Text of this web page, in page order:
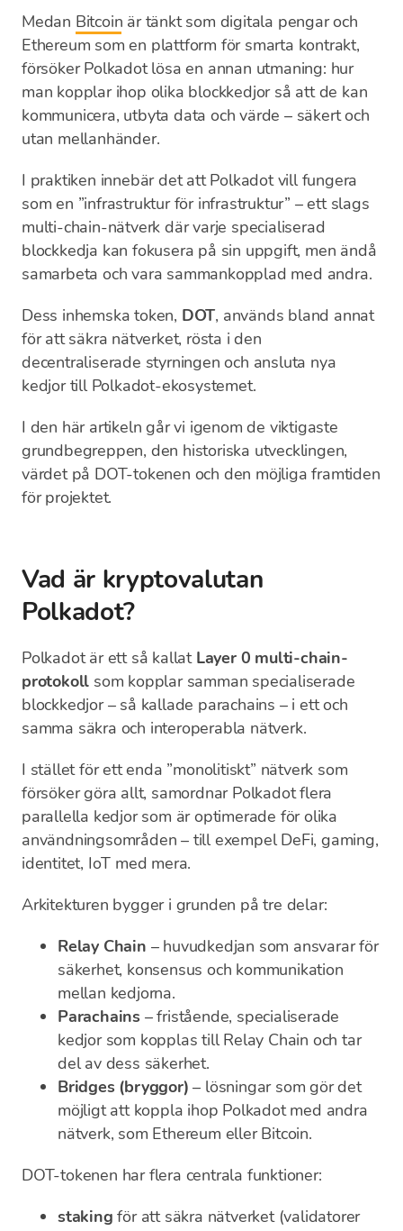
Medan Bitcoin är tänkt som digitala pengar och
Ethereum som en plattform för smarta kontrakt,
försöker Polkadot lösa en annan utmaning: hur
man kopplar ihop olika blockkedjor så att de kan
kommunicera, utbyta data och värde – säkert och
utan mellanhänder.
I praktiken innebär det att Polkadot vill fungera
som en ”infrastruktur för infrastruktur” – ett slags
multi-chain-nätverk där varje specialiserad
blockkedja kan fokusera på sin uppgift, men ändå
samarbeta och vara sammankopplad med andra.
Dess inhemska token, DOT, används bland annat
för att säkra nätverket, rösta i den
decentraliserade styrningen och ansluta nya
kedjor till Polkadot-ekosystemet.
I den här artikeln går vi igenom de viktigaste
grundbegreppen, den historiska utvecklingen,
värdet på DOT-tokenen och den möjliga framtiden
för projektet.
Vad är kryptovalutan
Polkadot?
Polkadot är ett så kallat Layer 0 multi-chain-
protokoll som kopplar samman specialiserade
blockkedjor – så kallade parachains – i ett och
samma säkra och interoperabla nätverk.
I stället för ett enda ”monolitiskt” nätverk som
försöker göra allt, samordnar Polkadot flera
parallella kedjor som är optimerade för olika
användningsområden – till exempel DeFi, gaming,
identitet, IoT med mera.
Arkitekturen bygger i grunden på tre delar:
Relay Chain – huvudkedjan som ansvarar för
säkerhet, konsensus och kommunikation
mellan kedjorna.
Parachains – fristående, specialiserade
kedjor som kopplas till Relay Chain och tar
del av dess säkerhet.
Bridges (bryggor) – lösningar som gör det
möjligt att koppla ihop Polkadot med andra
nätverk, som Ethereum eller Bitcoin.
DOT-tokenen har flera centrala funktioner:
staking för att säkra nätverket (validatorer